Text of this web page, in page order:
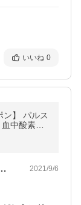
いいね 0
ン】 パルス
中酸素濃
spo2 測
、パルスオキシメータ 2021/9/6